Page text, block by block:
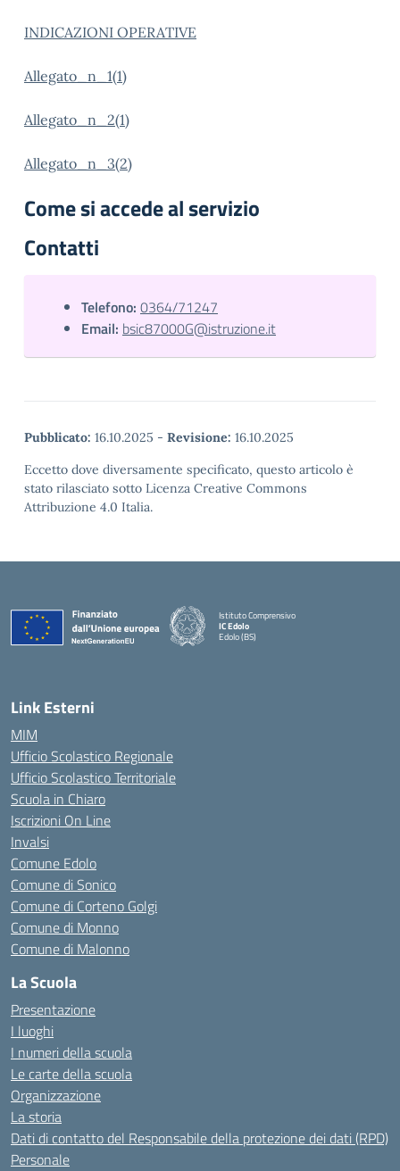
INDICAZIONI OPERATIVE
Allegato_n_1(1)
Allegato_n_2(1)
Allegato_n_3(2)
Come si accede al servizio
Contatti
Telefono: 0364/71247
Email: bsic87000G@istruzione.it
Pubblicato: 16.10.2025 - Revisione: 16.10.2025
Eccetto dove diversamente specificato, questo articolo è
stato rilasciato sotto Licenza Creative Commons
Attribuzione 4.0 Italia.
Istituto Comprensivo
IC Edolo
Edolo (BS)
Link Esterni
MIM
Ufficio Scolastico Regionale
Ufficio Scolastico Territoriale
Scuola in Chiaro
Iscrizioni On Line
Invalsi
Comune Edolo
Comune di Sonico
Comune di Corteno Golgi
Comune di Monno
Comune di Malonno
La Scuola
Presentazione
I luoghi
I numeri della scuola
Le carte della scuola
Organizzazione
La storia
Dati di contatto del Responsabile della protezione dei dati (RPD)
Personale